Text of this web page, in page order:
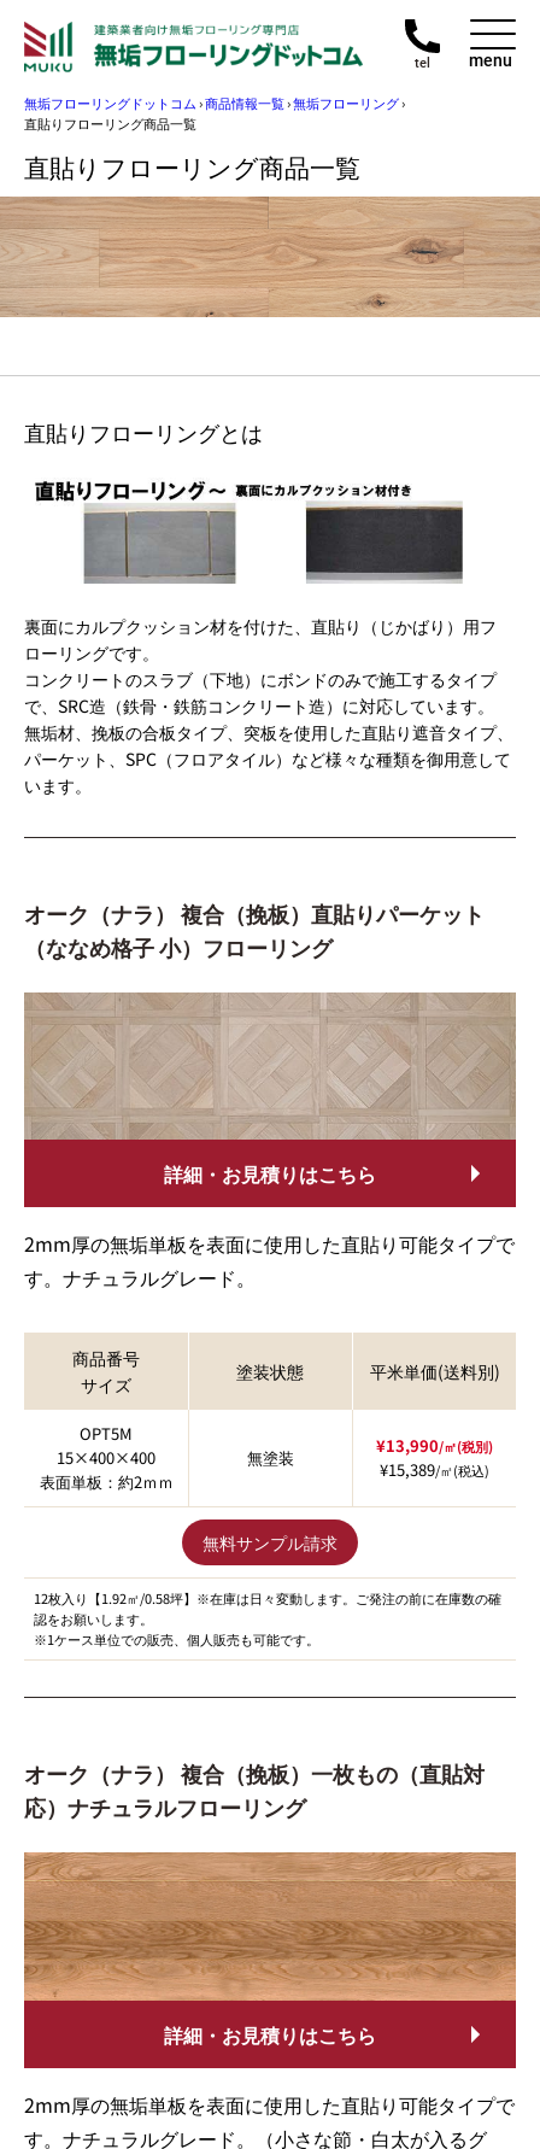
tel menu
無垢フローリングドットコム›商品情報一覧›無垢フローリング›
直貼りフローリング商品一覧
直貼りフローリング商品一覧
直貼りフローリングとは
裏面にカルプクッション材を付けた、直貼り（じかばり）用フ
ローリングです。
コンクリートのスラブ（下地）にボンドのみで施工するタイプ
で、SRC造（鉄骨・鉄筋コンクリート造）に対応しています。
無垢材、挽板の合板タイプ、突板を使用した直貼り遮音タイプ、
パーケット、SPC（フロアタイル）など様々な種類を御用意して
います。
オーク（ナラ） 複合（挽板）直貼りパーケット
（ななめ格子 小）フローリング
詳細・お見積りはこちら
2mm厚の無垢単板を表面に使用した直貼り可能タイプで
す。ナチュラルグレード。
商品番号
サイズ
塗装状態 平米単価(送料別)
OPT5M
15×400×400
表面単板：約2ｍｍ
無塗装
¥13,990/㎡(税別)
¥15,389/㎡(税込)
無料サンプル請求
12枚入り【1.92㎡/0.58坪】※在庫は日々変動します。ご発注の前に在庫数の確
認をお願いします。
※1ケース単位での販売、個人販売も可能です。
オーク（ナラ） 複合（挽板）一枚もの（直貼対
応）ナチュラルフローリング
詳細・お見積りはこちら
2mm厚の無垢単板を表面に使用した直貼り可能タイプで
す。ナチュラルグレード。（小さな節・白太が入るグ